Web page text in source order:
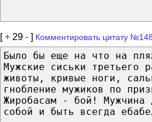
[+ 29 - ] Комментировать цитату
Было бы еще на что на
Мужские сиськи третьего
животы, кривые ноги,
гнобление мужиков по
Жиробасам - бой! Мужчина
собой и быть всегда